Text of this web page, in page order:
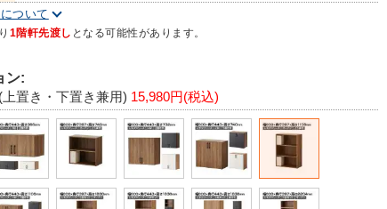
ついて
1階軒先渡し となる可能性があります。
ン:
置き・下置き兼用) 15,980円(税込)